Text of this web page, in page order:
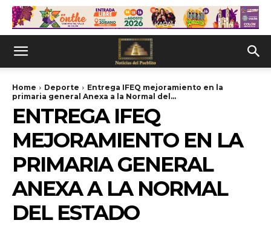
Home Deporte
Entrega IFEQ mejoramiento en la
primaria general Anexa a la Normal del...
ENTREGA IFEQ
MEJORAMIENTO EN LA
PRIMARIA GENERAL
ANEXA A LA NORMAL
DEL ESTADO